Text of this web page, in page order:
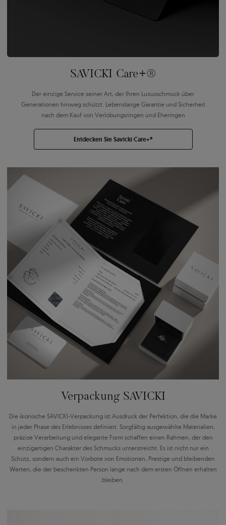
SAVICKI Care+®
Der einzige Service seiner Art, der Ihren Luxusschmuck über
Generationen hinweg schützt. Lebenslange Garantie und Sicherheit
nach dem Kauf von Verlobungsringen und Eheringen
Entdecken Sie Savicki Care+®
Verpackung SAVICKI
Die ikonische SAVICKI-Verpackung ist Ausdruck der Perfektion, die die Marke
in jeder Phase des Erlebnisses definiert. Sorgfältig ausgewählte Materialien,
präzise Verarbeitung und elegante Form schaffen einen Rahmen, der den
einzigartigen Charakter des Schmucks unterstreicht. Es ist nicht nur ein
Schutz, sondern auch ein Vorbote von Emotionen, Prestige und bleibenden
Werten, die der beschenkten Person lange nach dem ersten Öffnen erhalten
bleiben.